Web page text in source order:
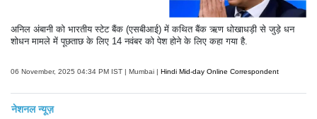
अनिल अंबानी को भारतीय स्टेट बैंक (एसबीआई) में कथित बैंक ऋण धोखाधड़ी से जुड़े धन
शोधन मामले में पूछताछ के लिए 14 नवंबर को पेश होने के लिए कहा गया है.
06 November, 2025 04:34 PM IST | Mumbai | Hindi Mid-day Online Correspondent
नेशनल न्यूज़